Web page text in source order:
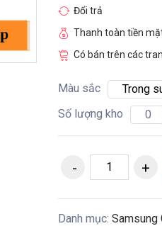
Đổi trả
Thanh toàn tiền
Có bán trên các
Màu sắc
Trong
Số lượng kho
0
Danh mục: Samsung